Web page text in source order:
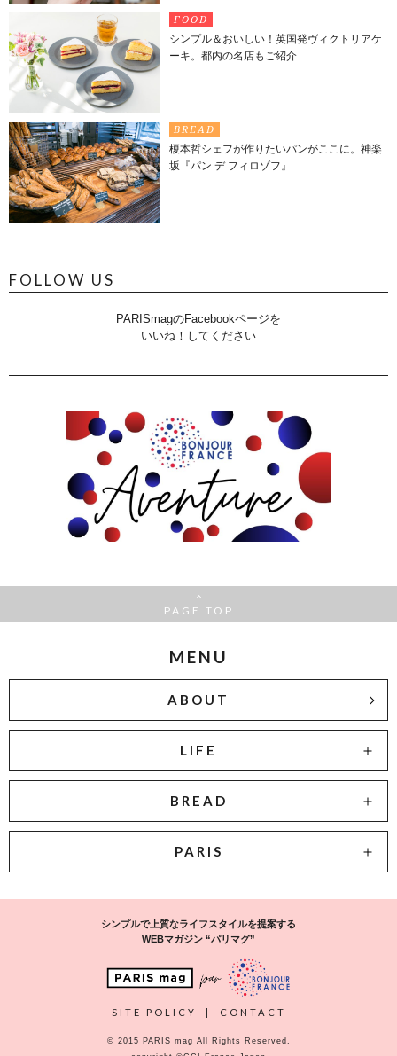
FOOD
シンプル＆おいしい！英国発ヴィクトリアケ
ーキ。都内の名店もご紹介
BREAD
榎本哲シェフが作りたいパンがここに。神楽
坂『パン デ フィロゾフ』
FOLLOW US
PARISmagのFacebookページを
いいね！してください
PAGE TOP
MENU
ABOUT
LIFE
BREAD
PARIS
シンプルで上質なライフスタイルを提案する
WEBマガジン “パリマグ”
SITE POLICY | CONTACT
© 2015 PARIS mag All Rights Reserved.